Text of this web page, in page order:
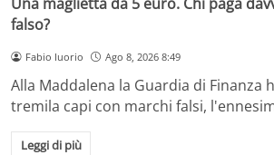
falso?
Fabio Iuorio Ago 8, 2026 8:49
Alla Maddalena la Guardia di Finanza
tremila capi con marchi falsi,
Leggi di più